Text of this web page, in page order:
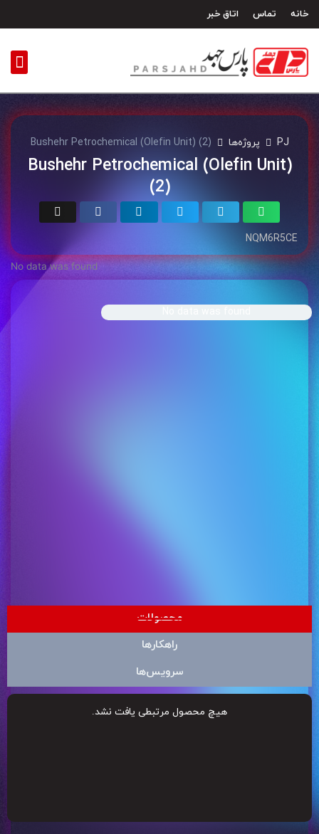
خانه تماس اتاق خبر
PJ پروژه‌ها Bushehr Petrochemical (Olefin Unit) (2)
Bushehr Petrochemical (Olefin Unit)
(2)
NQM6R5CE
No data was found
محصولات
راهکارها
سرویس‌ها
هیچ محصول مرتبطی یافت نشد.